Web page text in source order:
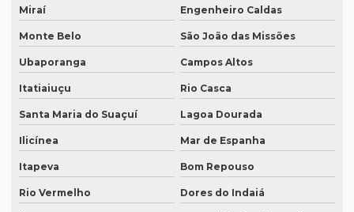
Miraí Engenheiro Caldas
Monte Belo São João das Missões
Ubaporanga Campos Altos
Itatiaiuçu Rio Casca
Santa Maria do Suaçuí Lagoa Dourada
Ilicínea Mar de Espanha
Itapeva Bom Repouso
Rio Vermelho Dores do Indaiá